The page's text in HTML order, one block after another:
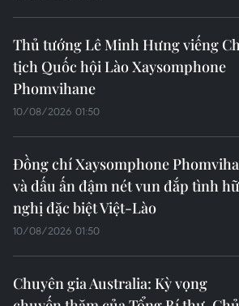
Thủ tướng Lê Minh Hưng viếng
tịch Quốc hội Lào Xaysomphone
Phomvihane
10/08/2026 01:50
Đồng chí Xaysomphone
và dấu ấn đậm nét vun đắp tình
nghị đặc biệt Việt-Lào
10/08/2026 01:50
Chuyên gia Australia: Kỳ vọng